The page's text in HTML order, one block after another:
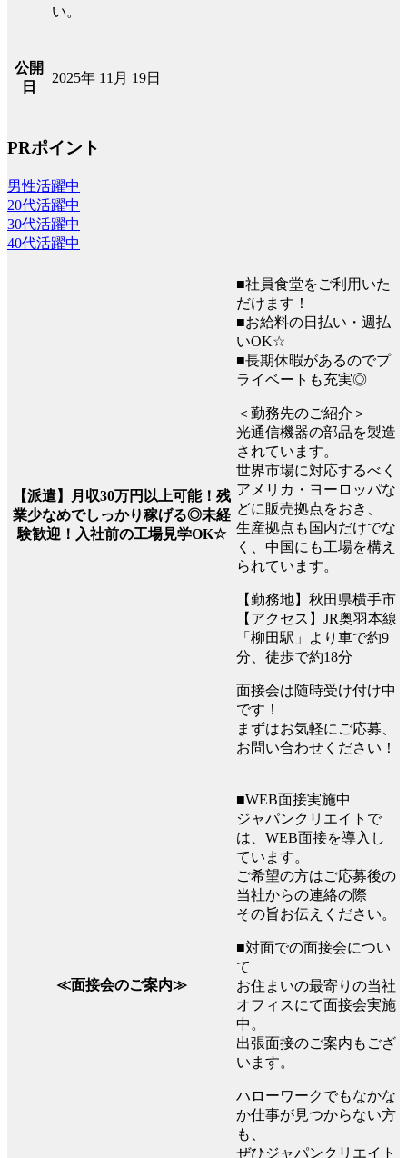
い。
公開
日
2025年 11月 19日
PRポイント
男性活躍中
20代活躍中
30代活躍中
40代活躍中
【派遣】月収30万円以上可能！残
業少なめでしっかり稼げる◎未経
験歓迎！入社前の工場見学OK☆
■社員食堂をご利用いた
だけます！
■お給料の日払い・週払
いOK☆
■長期休暇があるのでプ
ライベートも充実◎
＜勤務先のご紹介＞
光通信機器の部品を製造
されています。
世界市場に対応するべく
アメリカ・ヨーロッパな
どに販売拠点をおき、
生産拠点も国内だけでな
く、中国にも工場を構え
られています。
【勤務地】秋田県横手市
【アクセス】JR奥羽本線
「柳田駅」より車で約9
分、徒歩で約18分
面接会は随時受け付け中
です！
まずはお気軽にご応募、
お問い合わせください！
≪面接会のご案内≫
■WEB面接実施中
ジャパンクリエイトで
は、WEB面接を導入し
ています。
ご希望の方はご応募後の
当社からの連絡の際
その旨お伝えください。
■対面での面接会につい
て
お住まいの最寄りの当社
オフィスにて面接会実施
中。
出張面接のご案内もござ
います。
ハローワークでもなかな
か仕事が見つからない方
も、
ぜひジャパンクリエイト